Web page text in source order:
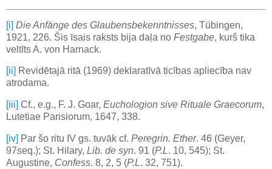
[i] Die Anfänge des Glaubensbekenntnisses, Tübingen,
1921, 226. Šis īsais raksts bija daļa no Festgabe, kurš tika
veltīts A. von Harnack.
[ii]
Revidētajā ritā (1969) deklaratīvā ticības apliecība nav
atrodama.
[iii] Cf., e.g., F. J. Goar, Euchologion sive Rituale Graecorum,
Lutetiae Parisiorum, 1647, 338.
[iv] Par šo ritu IV gs. tuvāk cf. Peregrin. Ether. 46 (Geyer,
97seq.); St. Hilary, Lib. de syn. 91 (P.L. 10, 545); St.
Augustine, Confess. 8, 2, 5 (P.L. 32, 751).